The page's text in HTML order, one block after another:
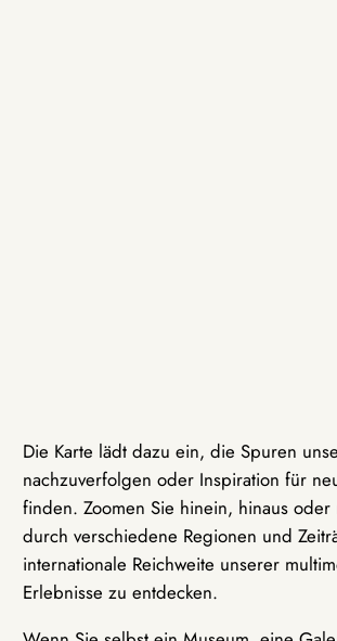
Die Karte lädt dazu ein, die Spuren
nachzuverfolgen oder Inspiration für
finden. Zoomen Sie hinein, hinaus oder
durch verschiedene Regionen und
internationale Reichweite unserer
Erlebnisse zu entdecken.